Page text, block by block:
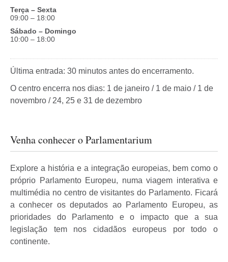
Terça – Sexta
09:00 – 18:00
Sábado – Domingo
10:00 – 18:00
Última entrada: 30 minutos antes do encerramento.
O centro encerra nos dias: 1 de janeiro / 1 de maio / 1 de
novembro / 24, 25 e 31 de dezembro
Venha conhecer o Parlamentarium
Explore a história e a integração europeias, bem como o
próprio Parlamento Europeu, numa viagem interativa e
multimédia no centro de visitantes do Parlamento. Ficará
a conhecer os deputados ao Parlamento Europeu, as
prioridades do Parlamento e o impacto que a sua
legislação tem nos cidadãos europeus por todo o
continente.